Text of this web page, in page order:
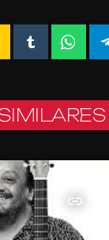
insert_link